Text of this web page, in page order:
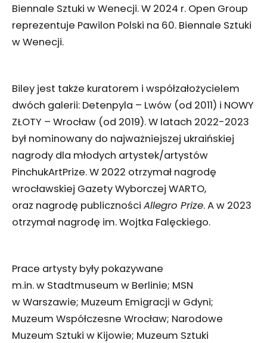
Biennale Sztuki w Wenecji. W 2024 r. Open Group
reprezentuje Pawilon Polski na 60. Biennale Sztuki
w Wenecji.
Biley jest także kuratorem i współzałożycielem
dwóch galerii: Detenpyla – Lwów (od 2011) i NOWY
ZŁOTY – Wrocław (od 2019). W latach 2022-2023
był nominowany do najważniejszej ukraińskiej
nagrody dla młodych artystek/artystów
PinchukArtPrize. W 2022 otrzymał nagrodę
wrocławskiej Gazety Wyborczej WARTO,
oraz nagrodę publiczności Allegro Prize. A w 2023
otrzymał nagrodę im. Wojtka Falęckiego.
Prace artysty były pokazywane
m.in. w Stadtmuseum w Berlinie; MSN
w Warszawie; Muzeum Emigracji w Gdyni;
Muzeum Współczesne Wrocław; Narodowe
Muzeum Sztuki w Kijowie; Muzeum Sztuki